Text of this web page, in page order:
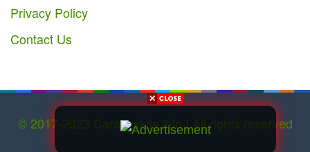
Privacy Policy
Contact Us
© 2017-2023 CaraPraktis.info | All rights reserved